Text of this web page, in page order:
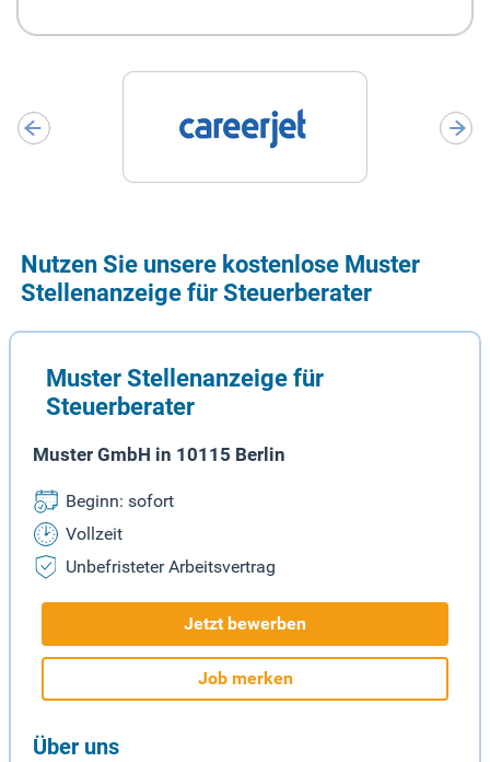
Nutzen Sie unsere kostenlose Muster
Stellenanzeige für Steuerberater
Muster Stellenanzeige für
Steuerberater
Muster GmbH in 10115 Berlin
Beginn: sofort
Vollzeit
Unbefristeter Arbeitsvertrag
Jetzt bewerben
Job merken
Über uns